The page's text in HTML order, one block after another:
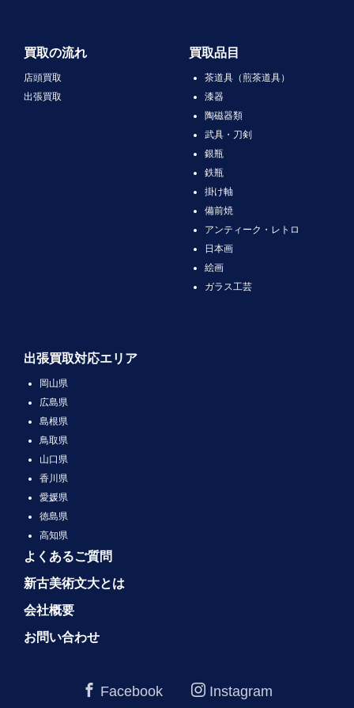
買取の流れ
店頭買取
出張買取
買取品目
茶道具（煎茶道具）
漆器
陶磁器類
武具・刀剣
銀瓶
鉄瓶
掛け軸
備前焼
アンティーク・レトロ
日本画
絵画
ガラス工芸
出張買取対応エリア
岡山県
広島県
島根県
鳥取県
山口県
香川県
愛媛県
徳島県
高知県
よくあるご質問
新古美術文大とは
会社概要
お問い合わせ
Facebook Instagram